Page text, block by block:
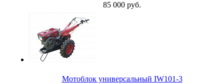
85 000 руб.
Мотоблок универсальный IW101-3